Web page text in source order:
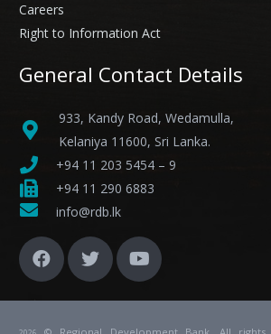
Careers
Right to Information Act
General Contact Details
933, Kandy Road, Wedamulla,
Kelaniya 11600, Sri Lanka.
+94 11 203 5454 – 9
+94 11 290 6883
info@rdb.lk